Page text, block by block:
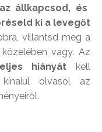
állkapcsod, és
ki a levegőt
villantsd meg a
vagy. Az
hiányát kell
olvasol az